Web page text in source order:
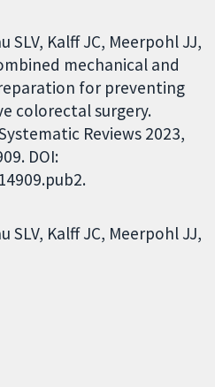
SLV, Kalff JC, Meerpohl JJ,
mechanical and
for preventing
colorectal surgery.
Reviews 2023,
DOI:
SLV Kalff JC Meerpohl JJ